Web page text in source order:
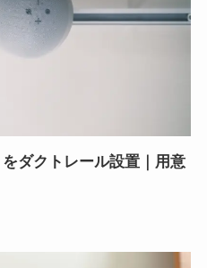
ダクトレール設置｜用意